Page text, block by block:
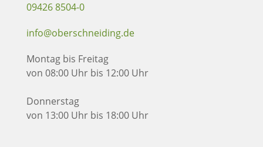
09426 8504-0
info@oberschneiding.de
Montag bis Freitag
von 08:00 Uhr bis 12:00 Uhr
Donnerstag
von 13:00 Uhr bis 18:00 Uhr